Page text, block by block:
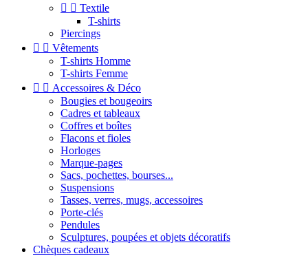
  Textile
T-shirts
Piercings
  Vêtements
T-shirts Homme
T-shirts Femme
  Accessoires & Déco
Bougies et bougeoirs
Cadres et tableaux
Coffres et boîtes
Flacons et fioles
Horloges
Marque-pages
Sacs, pochettes, bourses...
Suspensions
Tasses, verres, mugs, accessoires
Porte-clés
Pendules
Sculptures, poupées et objets décoratifs
Chèques cadeaux